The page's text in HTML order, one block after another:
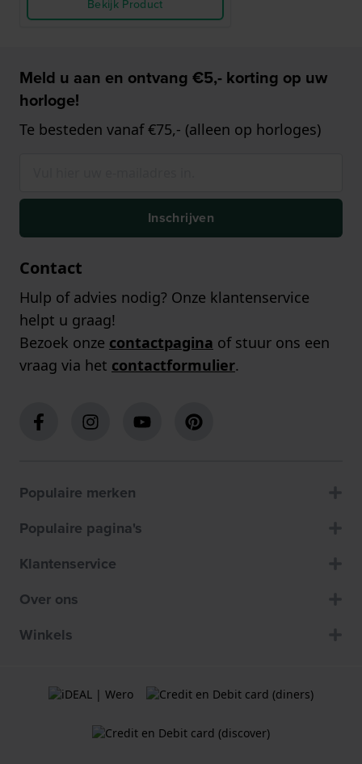
Bekijk Product
Meld u aan en ontvang €5,- korting op uw
horloge!
Te besteden vanaf €75,- (alleen op horloges)
Inschrijven
Contact
Hulp of advies nodig? Onze klantenservice
helpt u graag!
Bezoek onze contactpagina of stuur ons een
vraag via het contactformulier.
Populaire merken
Populaire pagina's
Klantenservice
Over ons
Winkels